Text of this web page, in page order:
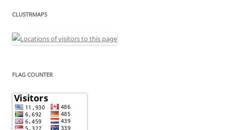
CLUSTRMAPS
FLAG COUNTER